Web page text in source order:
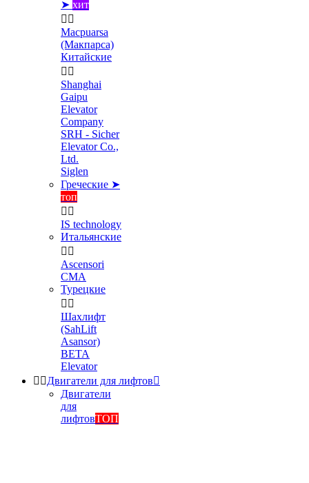
➤ хит
 
Macpuarsa
(Макпарса)
Китайские
 
Shanghai
Gaipu
Elevator
Company
SRH - Sicher
Elevator Co.,
Ltd.
Siglen
Греческие ➤
топ
 
IS technology
Итальянские
 
Ascensori
CMA
Турецкие
 
Шахлифт
(SahLift
Asansor)
BETA
Elevator
 Двигатели для лифтов
Двигатели
для
лифтовТОП